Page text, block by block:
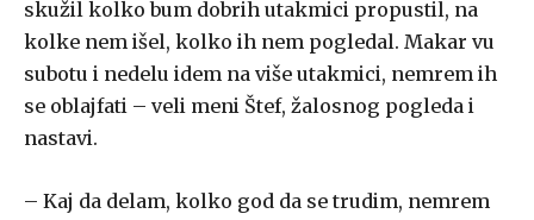
skužil kolko bum dobrih utakmici propustil, na
kolke nem išel, kolko ih nem pogledal. Makar vu
subotu i nedelu idem na više utakmici, nemrem ih
se oblajfati – veli meni Štef, žalosnog pogleda i
nastavi.
– Kaj da delam, kolko god da se trudim, nemrem